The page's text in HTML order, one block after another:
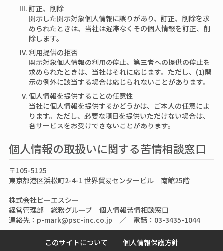
訂正、削除
開示した開示対象個人情報に誤りがあり、訂正、削除を求
められたときは、当社は遅滞なくその個人情報を訂正、削
除します。
利用提供の拒否
開示対象個人情報の利用の停止、第三者への提供の停止を
求められたときは、当社はそれに応じます。ただし、(1)開
示の例外に該当する場合は応じられないことがあります。
個人情報を提供することの任意性
当社に個人情報を提供するかどうかは、ご本人の任意によ
ります。ただし、必要な項目を提供いただけない場合は、
各サービスをお受けできないことがあります。
個人情報の取扱いに関する苦情相談窓口
〒105-5125
東京都港区浜松町2-4-1 世界貿易センタービル 南館25階
株式会社ピーエスシー
経営管理部 総務グループ 個人情報苦情相談窓口
連絡先：p-mark@psc-inc.co.jp ／ 電話：03-3435-1044
このサイトについて
個人情報保護方針